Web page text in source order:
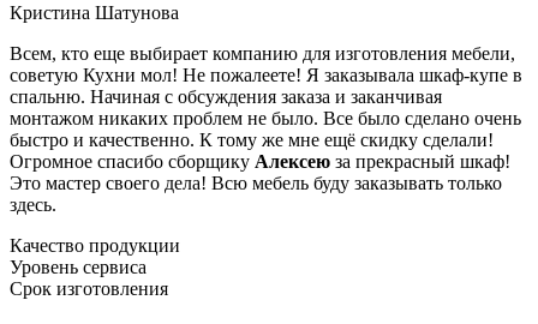
Кристина Шатунова
Всем, кто еще выбирает компанию для изготовления мебели,
советую Кухни мол! Не пожалеете! Я заказывала шкаф-купе в
спальню. Начиная с обсуждения заказа и заканчивая
монтажом никаких проблем не было. Все было сделано очень
быстро и качественно. К тому же мне ещё скидку сделали!
Огромное спасибо сборщику Алексею за прекрасный шкаф!
Это мастер своего дела! Всю мебель буду заказывать только
здесь.
Качество продукции
Уровень сервиса
Срок изготовления